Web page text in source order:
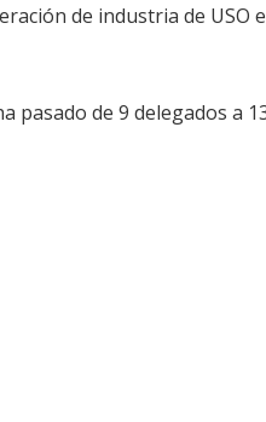
de industria de USO
de 9 delegados a